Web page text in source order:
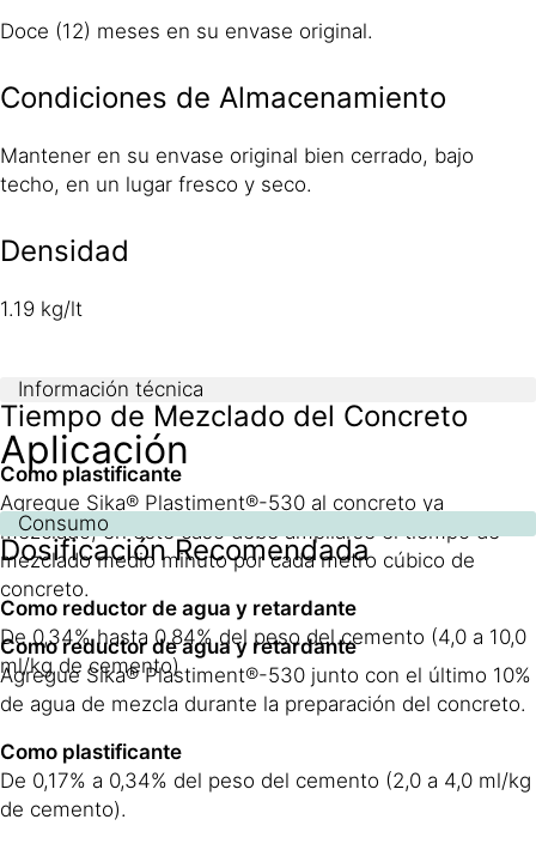
Doce (12) meses en su envase original.
Condiciones de Almacenamiento
Mantener en su envase original bien cerrado, bajo
techo, en un lugar fresco y seco.
Densidad
1.19 kg/lt
Información técnica
Tiempo de Mezclado del Concreto
Como plastificante
Agregue Sika® Plastiment®-530 al concreto ya
mezclado, en este caso debe ampliarse el tiempo de
mezclado medio minuto por cada metro cúbico de
concreto.
Como reductor de agua y retardante
Agregue Sika® Plastiment®-530 junto con el último 10%
de agua de mezcla durante la preparación del concreto.
Aplicación
Consumo
Dosificación Recomendada
Como reductor de agua y retardante
De 0,34% hasta 0.84% del peso del cemento (4,0 a 10,0
ml/kg de cemento)
Como plastificante
De 0,17% a 0,34% del peso del cemento (2,0 a 4,0 ml/kg
de cemento).